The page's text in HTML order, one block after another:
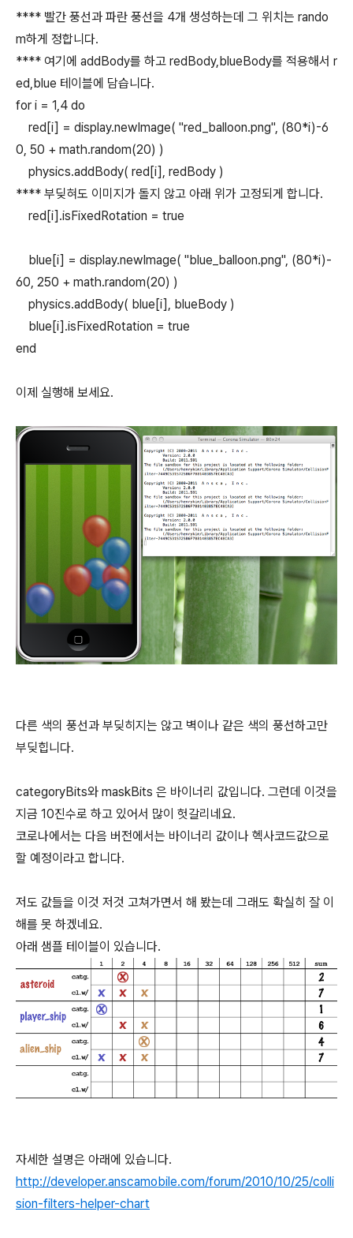
**** 빨간 풍선과 파란 풍선을 4개 생성하는데 그 위치는 rando
m하게 정합니다.
**** 여기에 addBody를 하고 redBody,blueBody를 적용해서 r
ed,blue 테이블에 담습니다.
for i = 1,4 do
red[i] = display.newImage( "red_balloon.png", (80*i)-6
0, 50 + math.random(20) )
physics.addBody( red[i], redBody )
**** 부딪혀도 이미지가 돌지 않고 아래 위가 고정되게 합니다.
red[i].isFixedRotation = true
blue[i] = display.newImage( "blue_balloon.png", (80*i)-
60, 250 + math.random(20) )
physics.addBody( blue[i], blueBody )
blue[i].isFixedRotation = true
end
이제 실행해 보세요.
다른 색의 풍선과 부딪히지는 않고 벽이나 같은 색의 풍선하고만
부딪힙니다.
categoryBits와 maskBits 은 바이너리 값입니다. 그런데 이것을
지금 10진수로 하고 있어서 많이 헛갈리네요.
코로나에서는 다음 버전에서는 바이너리 값이나 헥사코드값으로
할 예정이라고 합니다.
저도 값들을 이것 저것 고쳐가면서 해 봤는데 그래도 확실히 잘 이
해를 못 하겠네요.
아래 샘플 테이블이 있습니다.
자세한 설명은 아래에 있습니다.
http://developer.anscamobile.com/forum/2010/10/25/colli
sion-filters-helper-chart